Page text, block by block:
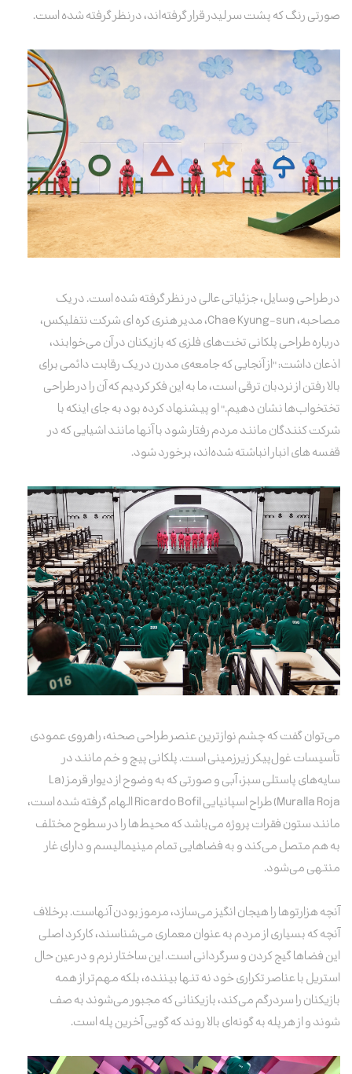
صورتی رنگ که پشت سر لیدر قرار گرفته‌اند، درنظر گرفته شده است.
در طراحی وسایل، جزئیاتی عالی در نظر گرفته شده است.در یک
مصاحبه‌،
Chae Kyung-sun، مدیر هنری کره ای شرکت نتفلیکس،
درباره طراحی پلکانی تخت‌های فلزی که بازیکنان در آن می‌خوابند،
اذعان داشت: "از آنجایی که جامعه‌ی مدرن در یک رقابت دائمی برای
بالا رفتن از نردبان ترقی است، ما به این فکر کردیم که آن را در طراحی
تختخواب‌ها نشان دهیم." او پیشنهاد کرده بود به جای اینکه با
شرکت کنندگان مانند مردم رفتار شود با آنها مانند اشیایی که در
قفسه های انبار انباشته شده‌اند، برخورد شود.
می‌توان گفت که چشم نوازترین عنصر طراحی صحنه، راهروی عمودی
تأسیسات غول‌پیکر زیرزمینی است. پلکانی پیچ و خم مانند در
سایه‌های پاستلی سبز، آبی و صورتی که به وضوح از دیوار قرمز (La
Muralla Roja) طراح اسپانیایی
Ricardo Bofilالهام گرفته شده است،
مانند ستون فقرات پروژه می‌باشد که محیط‌ها را در سطوح مختلف
به هم متصل می‌کند و به فضاهایی تمام مینیمالیسم و دارای غار
منتهی می‌شود.
آنچه هزارتوها را هیجان انگیز می‌سازد، مرموز بودن آنهاست. برخلاف
آنچه که بسیاری از مردم به عنوان معماری می‌شناسند، کارکرد اصلی
این فضاها گیج کردن و سرگردانی است. این ساختار نرم و در عین حال
استریل با عناصر تکراری خود نه تنها بیننده، بلکه مهم‌تر از همه
بازیکنان را سردرگم می‌کند، بازیکنانی که مجبور می‌شوند به صف
شوند و از هر پله به گونه‌ای بالا روند که گویی آخرین پله است.